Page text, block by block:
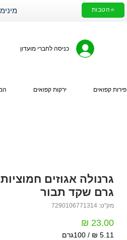
מינימום הזמנה 200₪. ⭐הטבות
כניסה לחברי מועדון
פירות קפואים ירקות קפואים
גרם שקד תבור
מק"ט: 7290106771314
/ 100גרם